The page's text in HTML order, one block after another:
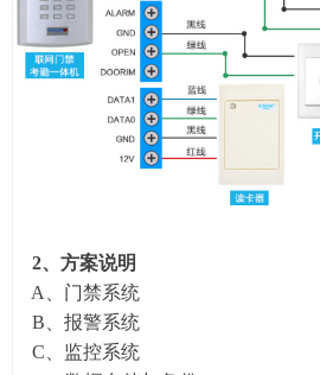
2、方案说明
A、门禁系统
B、报警系统
C、监控系统